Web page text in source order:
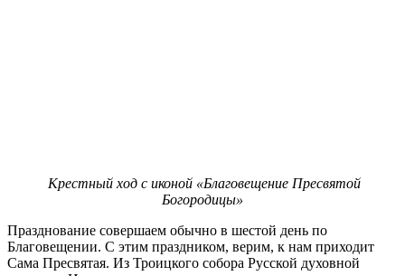
Крестный ход с иконой «Благовещение Пресвятой
Богородицы»
Празднование совершаем обычно в шестой день по
Благовещении. С этим праздником, верим, к нам приходит
Сама Пресвятая. Из Троицкого собора Русской духовной